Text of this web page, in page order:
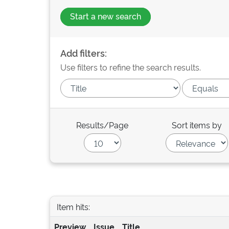
Start a new search
Add filters:
Use filters to refine the search results.
Results/Page Sort items by
Item hits:
Preview
Issue Title